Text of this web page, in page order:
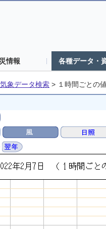
情報 各種データ・
象データ検索 > １時間ごとの